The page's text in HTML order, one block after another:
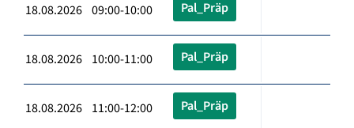
18.08.2026 09:00-10:00 Pal_Präp
18.08.2026 10:00-11:00 Pal_Präp
18.08.2026 11:00-12:00 Pal_Präp